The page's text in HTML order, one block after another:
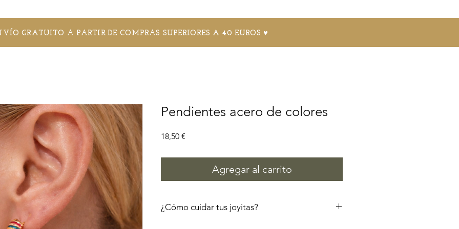
GRATUITO A PARTIR DE COMPRAS SUPERIORES A 40 EUROS ♥
Pendientes acero de colores
18,50 €
Agregar al carrito
¿Cómo cuidar tus joyitas?